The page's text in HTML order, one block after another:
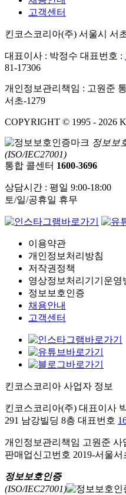
고객센터
킨코스코리아(주) 서울시 서
대표이사 : 박정수 대표번호 :
81-17306
개인정보관리책임 : 고원준
서초-1279
COPYRIGHT © 1995 - 2026
정보보
(ISO/IEC27001)
통합 콜센터 1600-3696
상담시간 : 평일 9:00-18:00
토/일/공휴일 휴무
이용약관
개인정보처리방침
저작권정책
영상정보처리기기운영
정보보호인증
채용안내
고객센터
킨코스코리아 사업자 정보
킨코스코리아(주) 대표이사
291 남강빌딩 8층 대표번호
개인정보관리책임 고원준 사
판매업신고번호 2019-서울서
정보보호인증
(ISO/IEC27001)